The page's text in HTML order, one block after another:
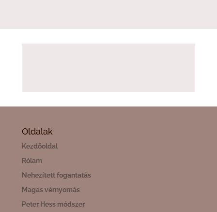
Oldalak
Kezdőoldal
Rólam
Nehezített fogantatás
Magas vérnyomás
Peter Hess módszer